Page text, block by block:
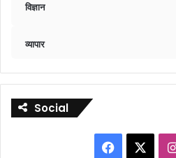
विज्ञान
व्यापार
Social
Facebook